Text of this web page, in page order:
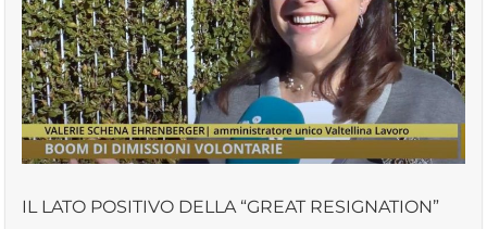
IL LATO POSITIVO DELLA “GREAT RESIGNATION”